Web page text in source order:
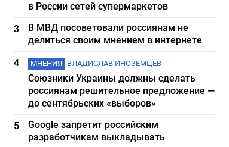
в России сетей супермаркетов
3
В МВД посоветовали россиянам не
делиться своим мнением в интернете
4
МНЕНИЯ ВЛАДИСЛАВ ИНОЗЕМЦЕВ
Союзники Украины должны сделать
россиянам решительное предложение —
до сентябрьских «выборов»
5
Google запретит российским
разработчикам выкладывать